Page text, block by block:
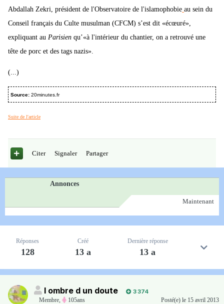
Abdallah Zekri, président de l'Observatoire de l'islamophobie au sein du
Conseil français du Culte musulman (CFCM) s’est dit «écœuré»,
expliquant au Parisien qu’«à l'intérieur du chantier, on a retrouvé une
tête de porc et des tags nazis».
(...)
Source: 20minutes.fr
Suite de l'article
Citer Signaler Partager
Annonces
Maintenant
Réponses
128
Créé
13 a
Dernière réponse
13 a
l ombre d un doute
3 374
Membre
105ans Posté(e) le 15 avril 2013